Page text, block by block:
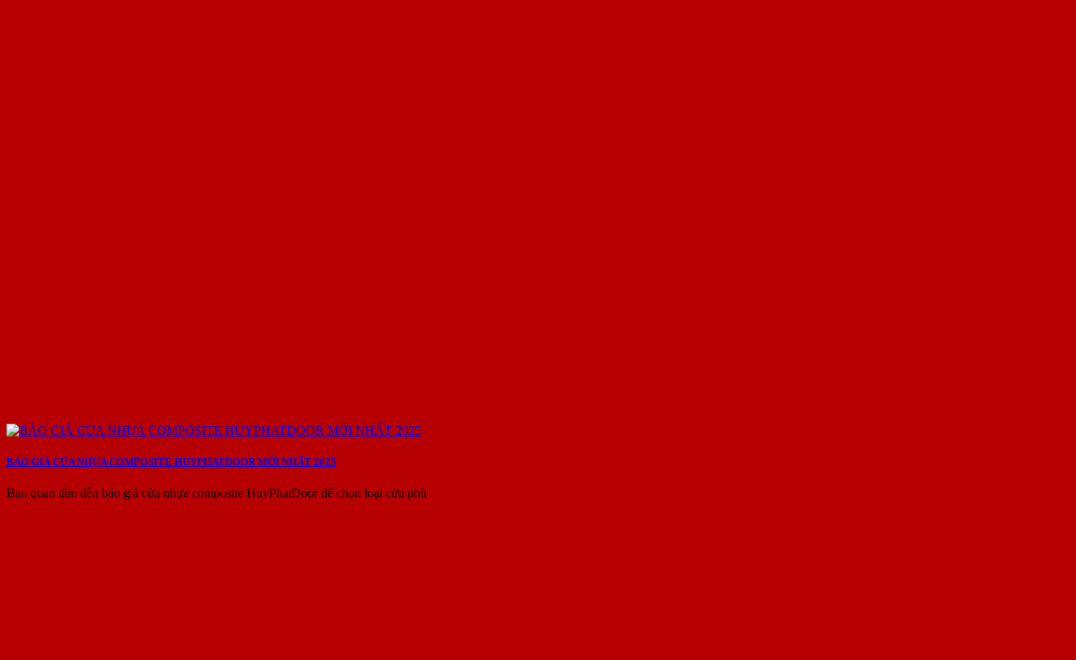
BÁO GIÁ CỬA NHỰA COMPOSITE HUYPHATDOOR MỚI NHẤT 2025
Bạn quan tâm đến báo giá cửa nhựa composite HuyPhatDoor để chọn loại cửa phù